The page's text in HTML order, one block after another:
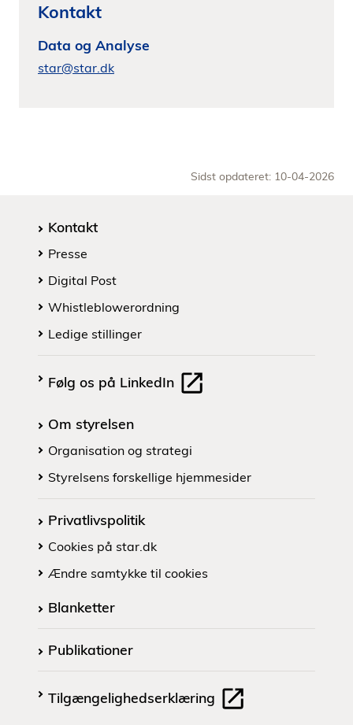
Kontakt
Data og Analyse
star@star.dk
Sidst opdateret: 10-04-2026
Kontakt
Presse
Digital Post
Whistleblowerordning
Ledige stillinger
Følg os på LinkedIn
Om styrelsen
Organisation og strategi
Styrelsens forskellige hjemmesider
Privatlivspolitik
Cookies på star.dk
Ændre samtykke til cookies
Blanketter
Publikationer
Tilgængelighedserklæring